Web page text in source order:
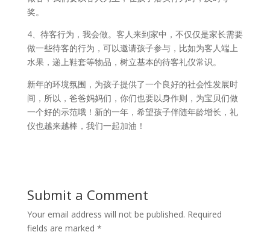
奖。
4、待客行为，我会做。客人来到家中，不仅仅是家长需要
做一些待客的行为，可以邀请孩子参与，比如为客人端上
水果，递上鞋套等物品，树立基本的待客礼仪常识。
新年的环境氛围，为孩子提供了一个良好的社会性发展时
间，所以，爸爸妈妈们，你们也要以身作则，为宝贝们做
一个好的示范哦！新的一年，希望孩子伴随年龄增长，礼
仪也越来越棒，我们一起加油！
Submit a Comment
Your email address will not be published. Required
fields are marked *